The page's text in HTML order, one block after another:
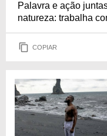
Palavra e ação
natureza: trabalha
COPIAR